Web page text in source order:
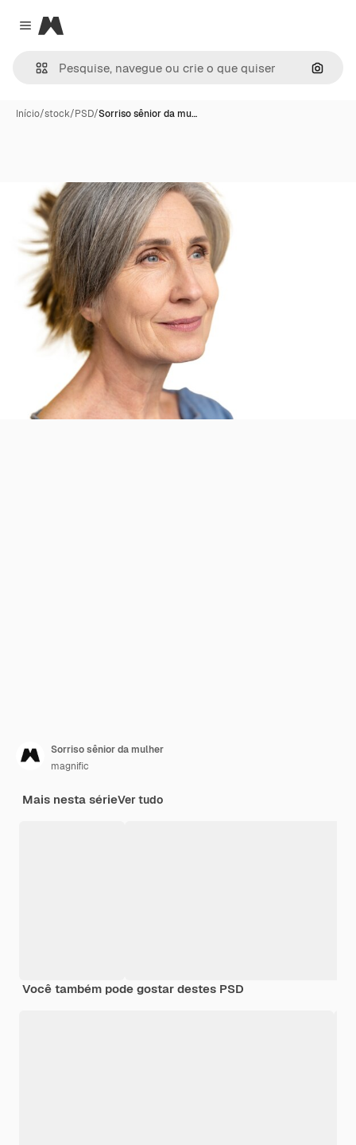
Close menu
Magnific
Início/stock/PSD/Sorriso sênior da mu…
Sorriso sênior da mulher
magnific
Mais nesta sérieVer tudo
Você também pode gostar destes PSD